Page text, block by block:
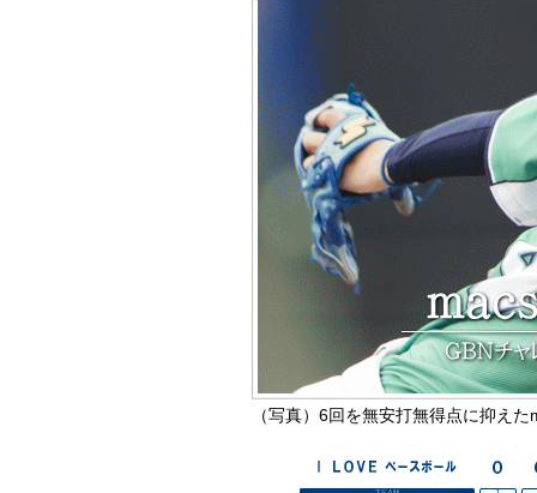
（写真）6回を無安打無得点に抑え